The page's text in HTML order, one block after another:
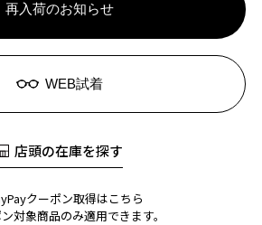
再入荷のお知らせ
WEB試着
店頭の在庫を探す
クーポン取得はこちら
対象商品のみ適用できます。